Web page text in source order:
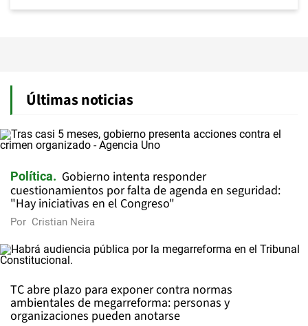
Últimas noticias
Política
Gobierno intenta responder
cuestionamientos por falta de agenda en seguridad:
"Hay iniciativas en el Congreso"
Por Cristian Neira
TC abre plazo para exponer contra normas
ambientales de megarreforma: personas y
organizaciones pueden anotarse